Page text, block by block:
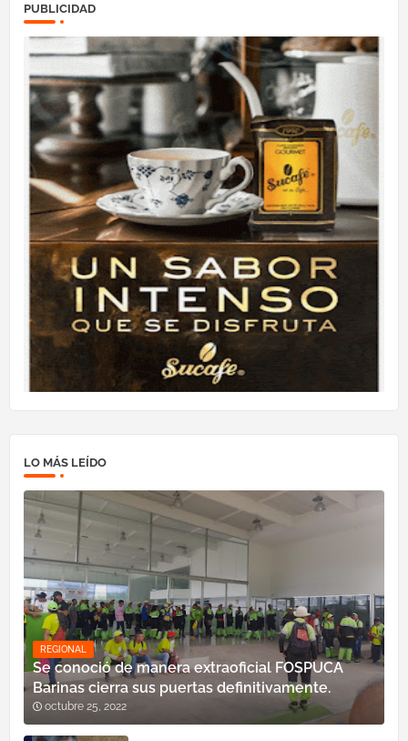
PUBLICIDAD
LO MÁS LEÍDO
REGIONAL
Se conoció de manera extraoficial FOSPUCA
Barinas cierra sus puertas definitivamente.
octubre 25, 2022